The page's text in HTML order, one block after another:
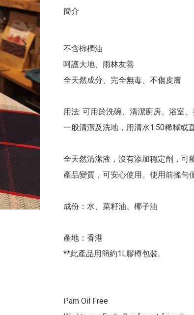
簡介
不含棕櫚油
呵護大地、雨林友善
全天然成分、完全無毒、不傷皮膚
用法: 可用於洗碗、清潔廚房、浴室、
一般清潔及洗地，用清水1:50稀釋或
全天然清潔液，沒有添加穩定劑，可
產品變質，可安心使用。使用前搖勻
成份：水、菜籽油、椰子油
產地：香港
**此產品用簡約1L膠樽包裝。
Pam Oil Free